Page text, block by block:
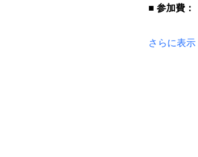
■ 参加費：
さらに表示